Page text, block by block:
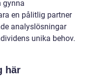
gynna
en pålitlig partner
analyslösningar
unika behov.
här